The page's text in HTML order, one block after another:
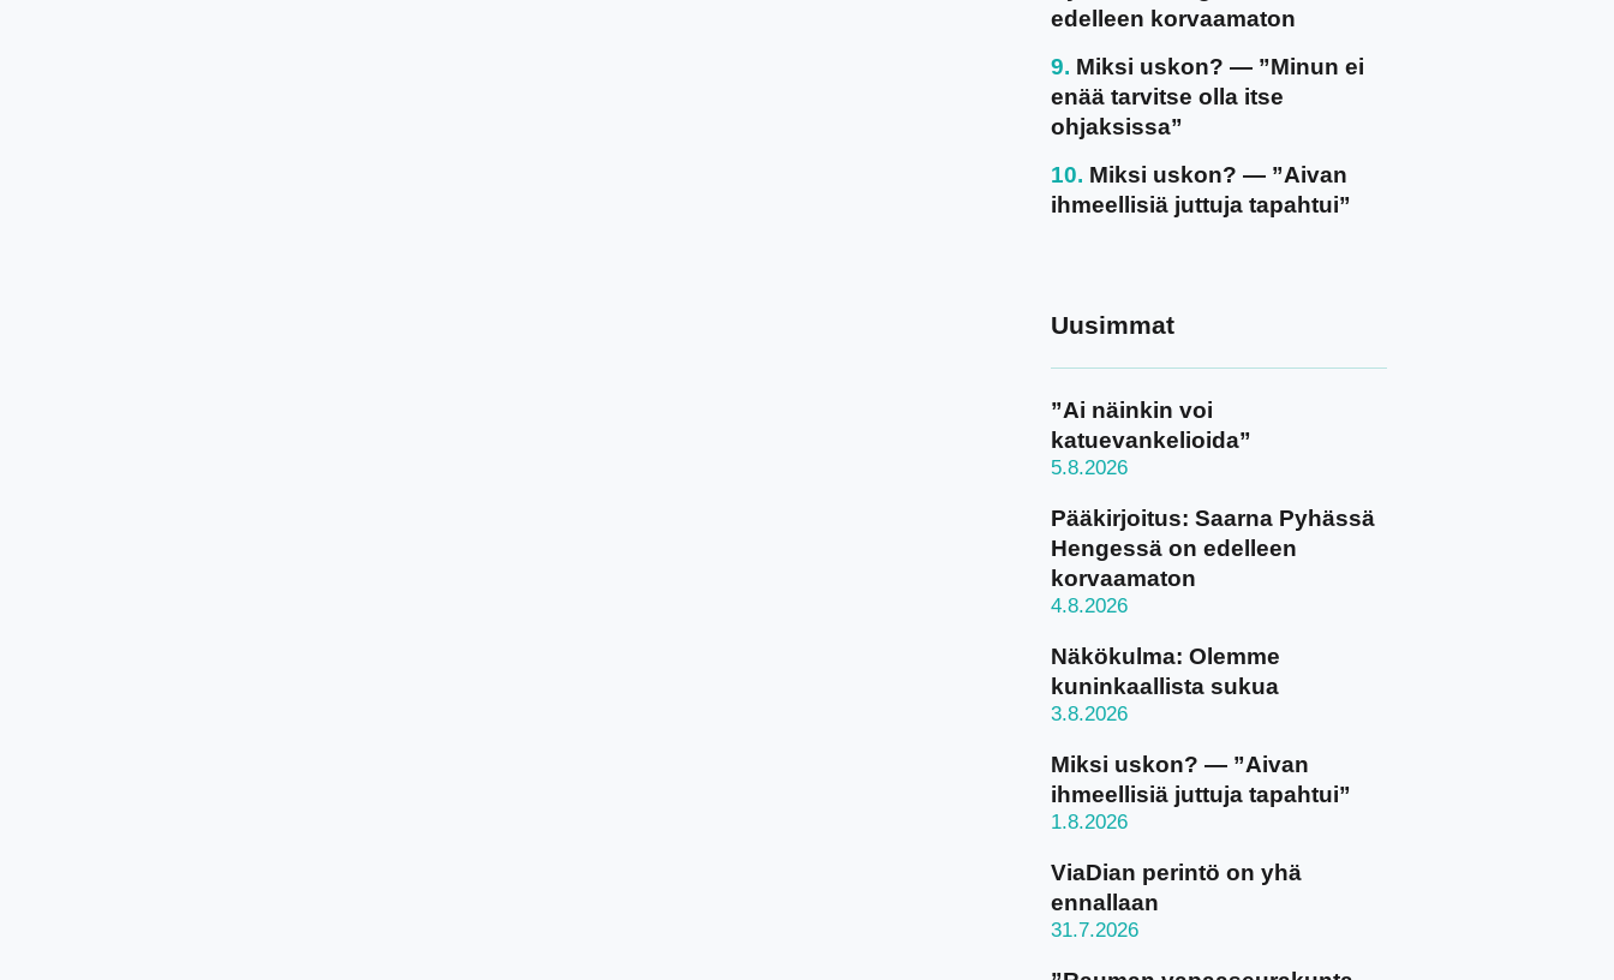
edelleen korvaamaton
Miksi uskon? — ”Minun ei
enää tarvitse olla itse
ohjaksissa”
Miksi uskon? — ”Aivan
ihmeellisiä juttuja tapahtui”
Uusimmat
”Ai näinkin voi
katuevankelioida”
5.8.2026
Pääkirjoitus: Saarna Pyhässä
Hengessä on edelleen
korvaamaton
4.8.2026
Näkökulma: Olemme
kuninkaallista sukua
3.8.2026
Miksi uskon? — ”Aivan
ihmeellisiä juttuja tapahtui”
1.8.2026
ViaDian perintö on yhä
ennallaan
31.7.2026